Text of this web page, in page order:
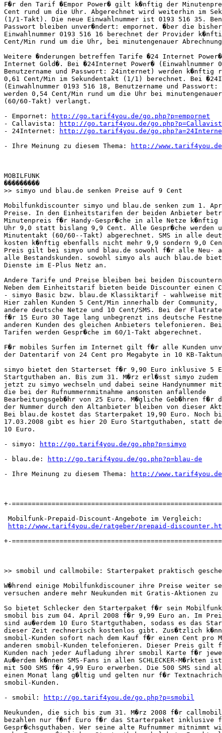
F�r den Tarif �Empor Power� gilt k�nftig der
Cent rund um die Uhr. Abgerechnet wird weiterhin im
(1/1-Takt). Die neue Einwahlnummer ist 0193 516 35.
Passwort bleiben unver�ndert: empornet. �ber die
Einwahlnummer 0193 516 16 berechnet der Provider
Cent/Min rund um die Uhr, bei minutengenauer
Weitere �nderungen betreffen Tarife �24 Internet
Internet Gold�. Bei �24Internet Power� (Einwahlnummer
Benutzername und Passwort: 24internet) werden k�nftig
0,61 Cent/Min im Sekundentakt (1/1) berechnet. Bei
(Einwahlnummer 0193 516 18, Benutzername und
werden 0,54 Cent/Min rund um die Uhr bei minutengenauer
(60/60-Takt) verlangt.
- Empornet:
http://go.tarif4you.de/go.php?p=empornet
- Callavista:
http://go.tarif4you.de/
- 24Internet:
http://go.tarif4you.de/
- Ihre Meinung zu diesem Thema:
http://
MOBILFUNK
���������
>> simyo und blau.de senken Preise auf 9 Cent
Mobilfunkdiscounter simyo und blau.de senken zum 1.
Preise. In den Einheitstarifen der beiden Anbieter
Minutenpreis f�r Handy-Gespr�che in alle Netze k�nftig
Uhr 9,0 statt bislang 9,9 Cent. Alle Gespr�che werden
Minutentakt (60/60--Takt) abgerechnet. SMS in alle
kosten k�nftig ebenfalls nicht mehr 9,9 sondern 9,0
Preis gilt bei simyo und blau.de sowohl f�r alle Neu-
alle Bestandskunden. sowohl simyo als auch blau.de
Dienste im E-Plus Netz an.
Andere Tarife und Preise bleiben bei beiden
Neben dem Einheitstarif bieten beide Discounter einen
- simyo Basic bzw. blau.de Klassiktarif - wahlweise
Hier zahlen Kunden 5 Cent/Min innerhalb der
andere deutsche Netze und 10 Cent/SMS. Bei der Flatrate
f�r 15 Euro 30 Tage lang unbegrenzt ins deutsche
anderen Kunden des gleichen Anbieters telefonieren.
Tarifen werden Gespr�che im 60/1-Takt abgerechnet.
F�r mobiles Surfen im Internet gilt f�r alle Kunden
der Datentarif von 24 Cent pro Megabyte in 10 KB-
simyo bietet den Starterset f�r 9,90 Euro inklusive 5
Startguthaben an. Bis zum 31. M�rz erl�sst simyo zudem
jetzt zu simyo wechseln und dabei seine Handynummer
die bei der Rufnummernmitnahme ansonsten anfallende
Bearbeitungsgeb�hr von 25 Euro. M�gliche Geb�hren f�r
der Nummer durch den Altanbieter bleiben von dieser
Bei blau.de kostet das Starterpaket 19,90 Euro. Noch
17.03.2008 gibt es hier 20 Euro Startguthaben, statt
10 Euro.
- simyo:
http://go.tarif4you.de/go.php?p=simyo
- blau.de:
http://go.tarif4you.de/go.php?p=blau-de
- Ihre Meinung zu diesem Thema:
http://
+-
Mobilfunk-Prepaid-Discount-Angebote im Vergleich:
http://www.tarif4you.de/ratgeber/prepaid-
+-
>> smobil und callmobile: Starterpaket praktisch
W�hrend einige Mobilfunkdiscouner ihre Preise weiter
versuchen andere mehr Neukunden mit Gratis-Aktionen zu
So bietet Schlecker den Starterpaket f�r sein
smobil bis zum 04. April 2008 f�r 9,99 Euro an. Im
sind au�erdem 10 Euro Startguthaben, sodass es das
dieser Zeit rechnerisch kostenlos gibt. Zus�tzlich
smobil-Kunden sofort nach dem Kauf f�r einen Cent pro
anderen smobil-Kunden telefonieren. Dieser Preis gilt
Kunden nach jeder Aufladung ihrer smobil Karte f�r
Au�erdem k�nnen SMS-Fans in allen SCHLECKER-M�rkten
mit 500 SMS f�r 4,99 Euro erwerben. Die 500 SMS sind
einen Monat lang g�ltig und gelten nur f�r
smobil-Kunden.
- smobil:
http://go.tarif4you.de/go.php?p=smobil
Neukunden, die sich bis zum 31. M�rz 2008 f�r
bezahlen nur f�nf Euro f�r das Starterpaket inklusive
Gespr�chsguthaben. Wer seine alte Rufnummer mitnimmt